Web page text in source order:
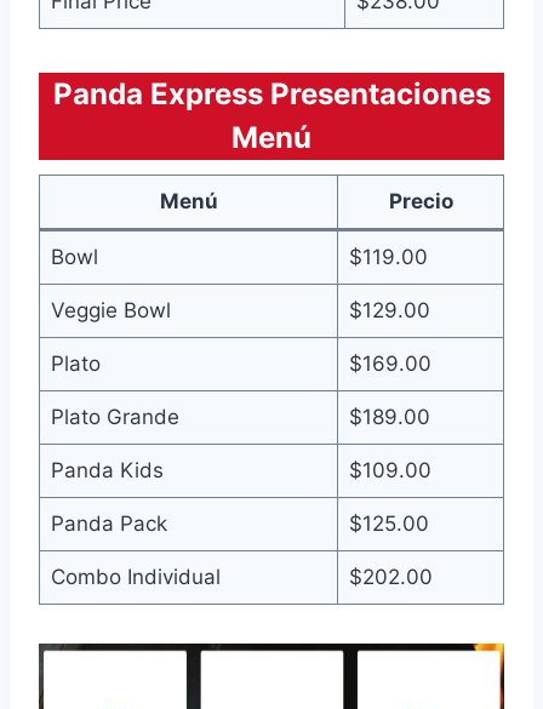
Panda Express Presentaciones
Menú
Menú Precio
Bowl $119.00
Veggie Bowl $129.00
Plato $169.00
Plato Grande $189.00
Panda Kids $109.00
Panda Pack $125.00
Combo Individual $202.00